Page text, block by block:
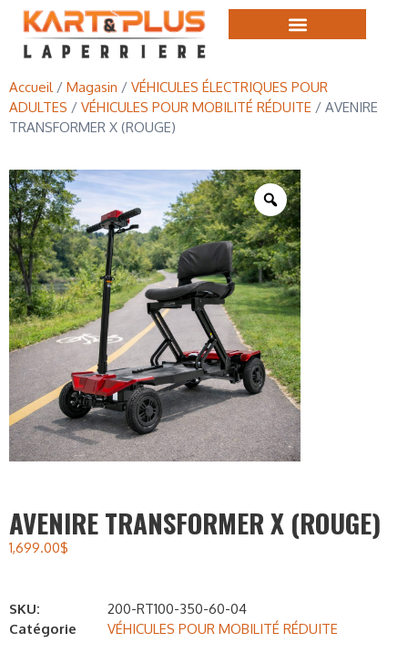
Accueil/ Magasin / VÉHICULES ÉLECTRIQUES POUR
ADULTES / VÉHICULES POUR MOBILITÉ RÉDUITE / AVENIRE
TRANSFORMER X (ROUGE)
AVENIRE TRANSFORMER X (ROUGE)
1,699.00$
SKU:
200-RT100-350-60-04
Catégorie
VÉHICULES POUR MOBILITÉ RÉDUITE